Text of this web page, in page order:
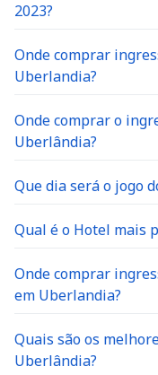
2023?
Onde comprar
Uberlandia?
Onde comprar o
Uberlândia?
Que dia será o jogo
Qual é o Hotel mais
Onde comprar
em Uberlandia?
Quais são os
Uberlândia?